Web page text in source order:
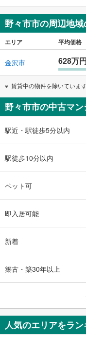
野々市市の周辺地
エリア 平均価格
金沢市 628万円
賃貸中の物件を除いています
野々市市の中古マ
駅近・駅徒歩5分以内
駅徒歩10分以内
ペット可
即入居可能
新着
築古・築30年以上
人気のエリアをラ